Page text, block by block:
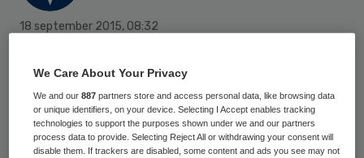
18 september 2015, 08:32
De meer dan honderd Franse slachtoffers
van een Nederlandse horrortandarts krijgen
voorlopig geen schadevergoeding. Mark van
We Care About Your Privacy
We and our887 partners store and access personal data, like browsing data
or unique identifiers, on your device. Selecting I Accept enables tracking
technologies to support the purposes shown under we and our partners
process data to provide. Selecting Reject All or withdrawing your consent will
disable them. If trackers are disabled, some content and ads you see may not